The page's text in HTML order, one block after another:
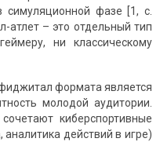
симуляционной фазе [1, с.
атлет – это отдельный тип
ни классическому
формата является
молодой аудитории.
киберспортивные
действий в игре)